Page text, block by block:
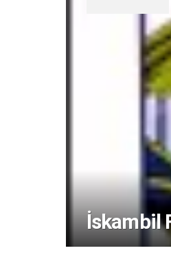
İskambil